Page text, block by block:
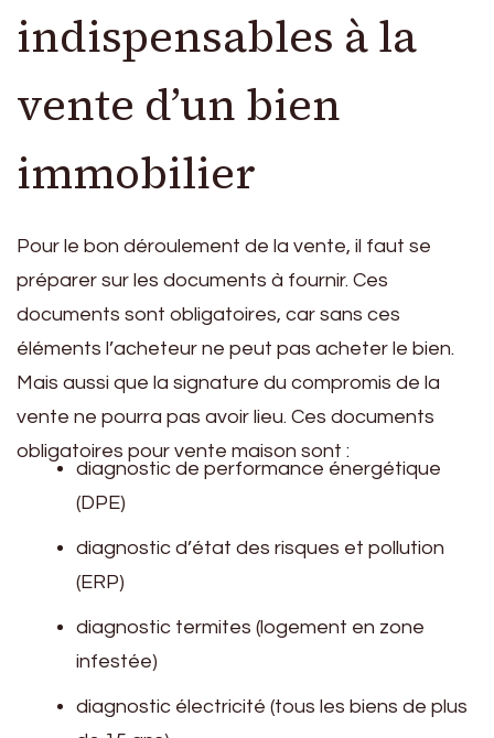
indispensables à la
vente d’un bien
immobilier
Pour le bon déroulement de la vente, il faut se
préparer sur les documents à fournir. Ces
documents sont obligatoires, car sans ces
éléments l’acheteur ne peut pas acheter le bien.
Mais aussi que la signature du compromis de la
vente ne pourra pas avoir lieu. Ces documents
obligatoires pour vente maison sont :
diagnostic de performance énergétique
(DPE)
diagnostic d’état des risques et pollution
(ERP)
diagnostic termites (logement en zone
infestée)
diagnostic électricité (tous les biens de plus